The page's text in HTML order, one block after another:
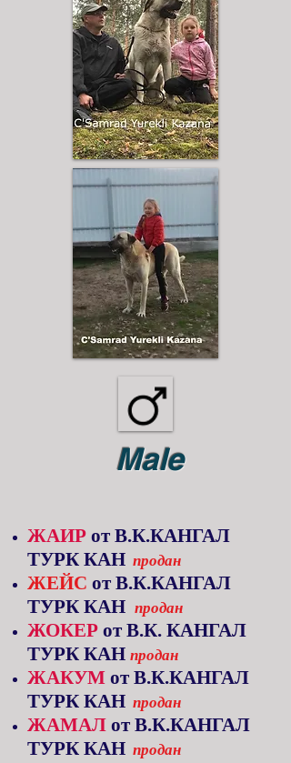
Male
ЖАИР от В.К.КАНГАЛ
ТУРК КАН продан
ЖЕЙС от В.К.КАНГАЛ
ТУРК КАН продан
ЖОКЕР от В.К. КАНГАЛ
ТУРК КАН продан
ЖАКУМ от В.К.КАНГАЛ
ТУРК КАН продан
ЖАМАЛ от В.К.КАНГАЛ
ТУРК КАН продан